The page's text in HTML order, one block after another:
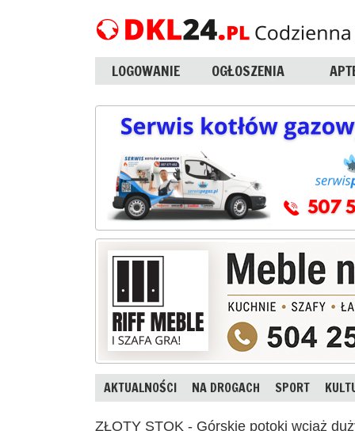
LOGOWANIE OGŁOSZENIA
AKTUALNOŚCI NA DROGACH SPORT
ZŁOTY STOK - Górskie potoki wciąż